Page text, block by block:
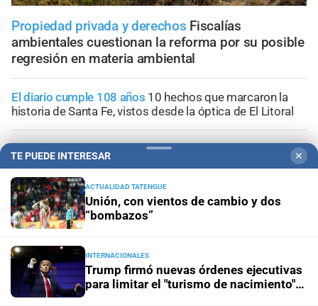
Propiedad privada y derechos Fiscalías
ambientales cuestionan la reforma por su posible
regresión en materia ambiental
El diario cumple 108 años 10 hechos que marcaron la
historia de Santa Fe, vistos desde la óptica de El Litoral
¿Qué se le pide a San Cayetano?
La celebración del 7 de agosto que vuelve a reunir a miles
de fieles
Panorama astrológicoHoróscopo de hoy 7 de agosto de
2026
EfeméridesDía Internacional de la Cerveza: por qué se
celebra cada 7 agosto y cuál es el curioso origen de la
festividad
TE PUEDE INTERESAR ✕
ACTUALIDAD TATENGUE
Unión, con vientos de cambio y dos
“bombazos”
INTERNACIONALES
Trump firmó nuevas órdenes ejecutivas
para limitar el "turismo de nacimiento"